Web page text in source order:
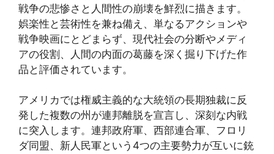
戦争の悲惨さと人間性の崩壊を鮮烈に描きます。
娯楽性と芸術性を兼ね備え、単なるアクションや
戦争映画にとどまらず、現代社会の分断やメディ
アの役割、人間の内面の葛藤を深く掘り下げた作
品と評価されています。
アメリカでは権威主義的な大統領の長期独裁に反
発した複数の州が連邦離脱を宣言し、深刻な内戦
に突入します。連邦政府軍、西部連合軍、フロリ
ダ同盟、新人民軍という4つの主要勢力が互いに銃